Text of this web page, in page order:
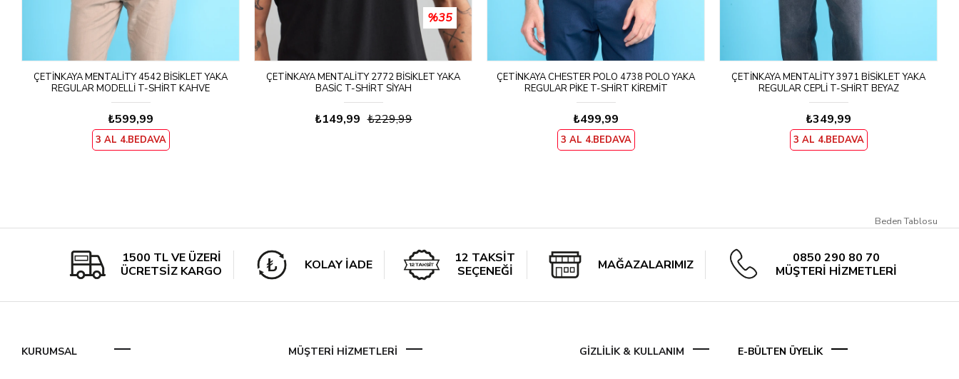
ÇETINKAYA MENTALITY 4542 BISIKLET YAKA
REGULAR MODELLI T-SHIRT KAHVE
₺599,99
3 AL 4.BEDAVA
ÇETINKAYA MENTALITY 2772 BISIKLET YAKA
BASIC T-SHIRT SIYAH
₺149,99 ₺229,99
%35
ÇETINKAYA CHESTER POLO 4738 POLO YAKA
REGULAR PIKE T-SHIRT KIREMIT
₺499,99
3 AL 4.BEDAVA
ÇETINKAYA MENTALITY 3971 BISIKLET YAKA
REGULAR CEPLI T-SHIRT BEYAZ
₺349,99
3 AL 4.BEDAVA
Beden Tablosu
1500 TL VE ÜZERİ
ÜCRETSİZ KARGO
KOLAY İADE
12 TAKSİT
SEÇENEĞİ
MAĞAZALARIMIZ
0850 290 80 70
MÜŞTERİ HİZMETLERİ
KURUMSAL MÜŞTERİ HİZMETLERİ GİZLİLİK & KULLANIM E-BÜLTEN ÜYELİK